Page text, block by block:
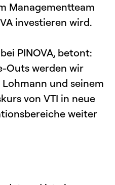
Managementteam
investieren wird.
PINOVA, betont:
Outs werden wir
und seinem
von VTI in neue
weiter